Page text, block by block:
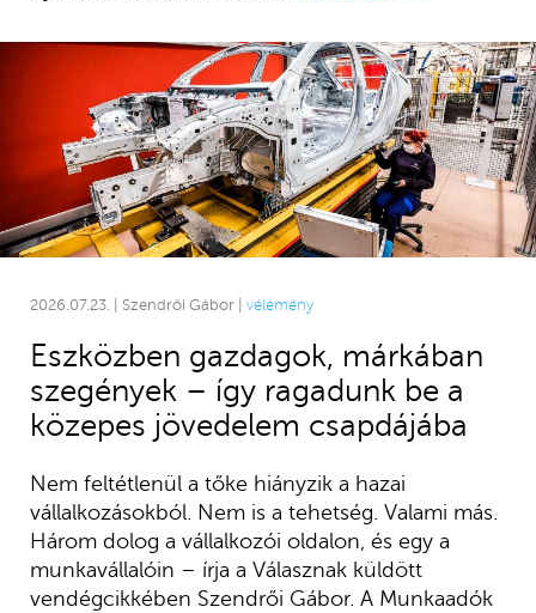
2026.07.23. | Szendrői Gábor | vélemény
Eszközben gazdagok, márkában
szegények – így ragadunk be a
közepes jövedelem csapdájába
Nem feltétlenül a tőke hiányzik a hazai
vállalkozásokból. Nem is a tehetség. Valami más.
Három dolog a vállalkozói oldalon, és egy a
munkavállalóin – írja a Válasznak küldött
vendégcikkében Szendrői Gábor. A Munkaadók